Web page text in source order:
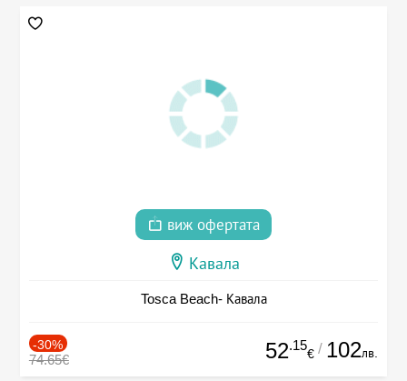
виж офертата
Кавала
Tosca Beach- Кавала
-30%
74.65€ 52.15
€ / 102лв.